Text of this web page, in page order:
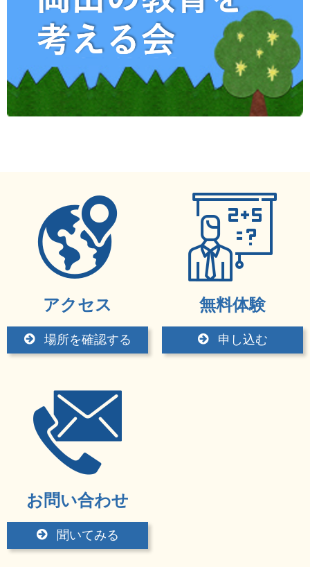
アクセス
場所を確認する
無料体験
申し込む
お問い合わせ
聞いてみる